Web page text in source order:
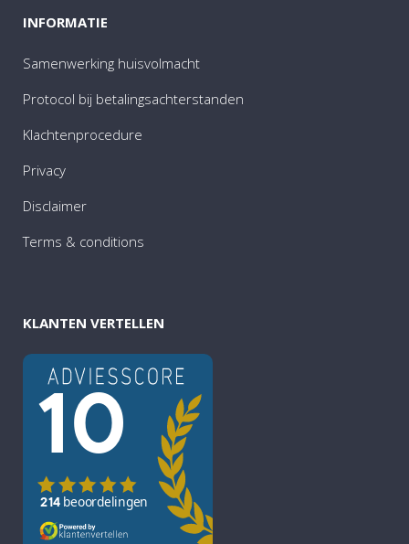
INFORMATIE
Samenwerking huisvolmacht
Protocol bij betalingsachterstanden
Klachtenprocedure
Privacy
Disclaimer
Terms & conditions
KLANTEN VERTELLEN